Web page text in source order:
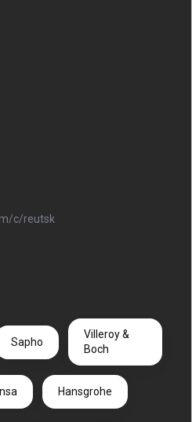
c/reutsk
Sapho
Villeroy &
Boch
Hansgrohe